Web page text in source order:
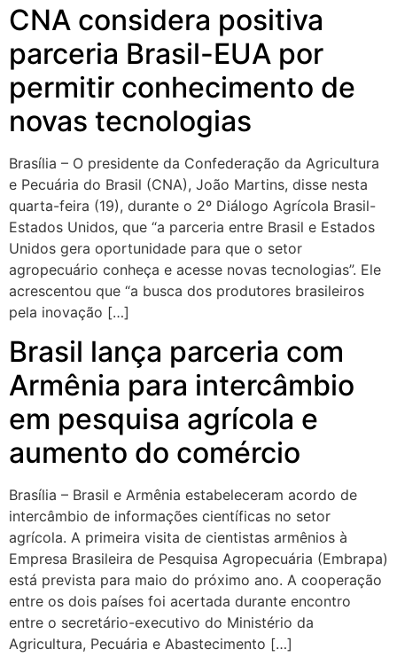
CNA considera positiva
parceria Brasil-EUA por
permitir conhecimento de
novas tecnologias
Brasília – O presidente da Confederação da Agricultura
e Pecuária do Brasil (CNA), João Martins, disse nesta
quarta-feira (19), durante o 2º Diálogo Agrícola Brasil-
Estados Unidos, que “a parceria entre Brasil e Estados
Unidos gera oportunidade para que o setor
agropecuário conheça e acesse novas tecnologias”. Ele
acrescentou que “a busca dos produtores brasileiros
pela inovação […]
Brasil lança parceria com
Armênia para intercâmbio
em pesquisa agrícola e
aumento do comércio
Brasília – Brasil e Armênia estabeleceram acordo de
intercâmbio de informações científicas no setor
agrícola. A primeira visita de cientistas armênios à
Empresa Brasileira de Pesquisa Agropecuária (Embrapa)
está prevista para maio do próximo ano. A cooperação
entre os dois países foi acertada durante encontro
entre o secretário-executivo do Ministério da
Agricultura, Pecuária e Abastecimento […]